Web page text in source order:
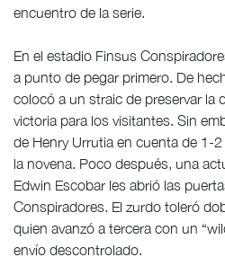
encuentro de la serie.
En el estadio Finsus
a punto de pegar primero. De
colocó a un straic de preservar la
victoria para los visitantes. Sin
de Henry Urrutia en cuenta de 1-
la novena. Poco después, una
Edwin Escobar les abrió las
Conspiradores. El zurdo toleró
quien avanzó a tercera con un
envío descontrolado.